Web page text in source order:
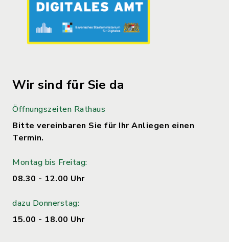
Wir sind für Sie da
Öffnungszeiten Rathaus
Bitte vereinbaren Sie für Ihr Anliegen einen
Termin.
Montag bis Freitag:
08.30 - 12.00 Uhr
dazu Donnerstag:
15.00 - 18.00 Uhr